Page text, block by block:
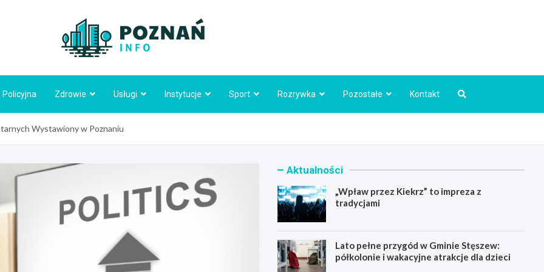
Policyjna Zdrowie Usługi Instytucje Sport Rozrywka Pozostałe Kontakt
Wystawiony w Poznaniu
Aktualności
„Wpław przez Kiekrz” to impreza z
tradycjami
Lato pełne przygód w Gminie Stęszew:
półkolonie i wakacyjne atrakcje dla dzieci